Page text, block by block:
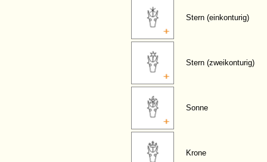
Stern (einkonturig)
Stern (zweikonturig)
Sonne
Krone